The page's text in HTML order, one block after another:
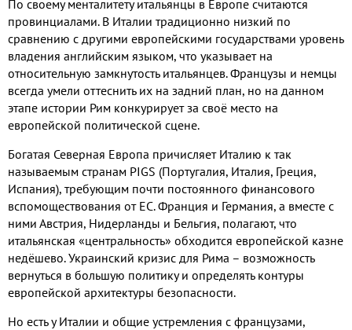
По своему менталитету итальянцы в Европе считаются
провинциалами. В Италии традиционно низкий по
сравнению с другими европейскими государствами уровень
владения английским языком, что указывает на
относительную замкнутость итальянцев.Французы и немцы
всегда умели оттеснить их на задний план, но на данном
этапе истории Рим конкурирует за своё место на
европейской политической сцене.
Богатая Северная Европа причисляет Италию к так
называемым странам PIGS (Португалия, Италия, Греция,
Испания), требующим почти постоянного финансового
вспомоществования от ЕС.Франция и Германия, а вместе с
ними Австрия, Нидерланды и Бельгия, полагают, что
итальянская «центральность» обходится европейской казне
недёшево.Украинский кризис для Рима – возможность
вернуться в большую политику и определять контуры
европейской архитектуры безопасности.
Но есть у Италии и общие устремления с французами,